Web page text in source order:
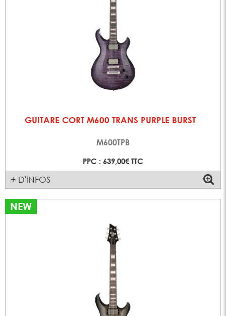
GUITARE CORT M600 TRANS PURPLE BURST
M600TPB
PPC : 639,00€ TTC
+ D'INFOS
NEW